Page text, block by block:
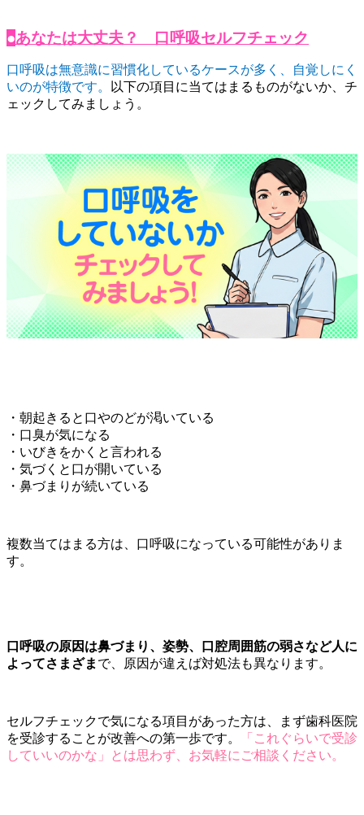
●あなたは大丈夫？ 口呼吸セルフチェック
口呼吸は無意識に習慣化しているケースが多く、自覚しにく
いのが特徴です。
以下の項目に当てはまるものがないか、チ
ェックしてみましょう。
・朝起きると口やのどが渇いている
・口臭が気になる
・いびきをかくと言われる
・気づくと口が開いている
・鼻づまりが続いている
複数当てはまる方は、口呼吸になっている可能性がありま
す。
口呼吸の原因は鼻づまり、姿勢、口腔周囲筋の弱さなど人に
よってさまざま で、原因が違えば対処法も異なります。
セルフチェックで気になる項目があった方は、まず歯科医院
を受診することが改善への第一歩です。
「これぐらいで受診
していいのかな」とは思わず、お気軽にご相談ください。